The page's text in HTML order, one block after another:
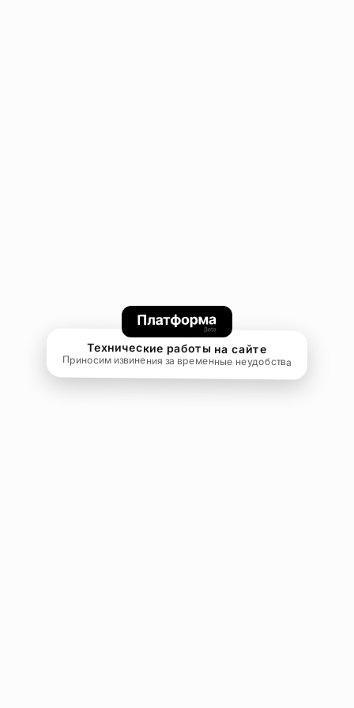
Технические работы на сайте
Приносим извинения за временные неудобства